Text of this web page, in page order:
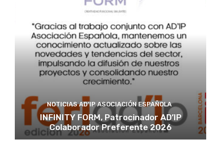
NOTICIAS AD'IP ASOCIACIÓN ESPAÑOLA
INFINITY FORM, Patrocinador AD’IP
Colaborador Preferente 2026